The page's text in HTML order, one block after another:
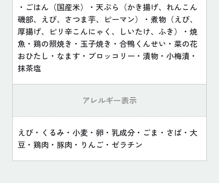
・ごはん（国産米）・天ぷら（かき揚げ、れんこん
磯部、えび、さつま芋、ピーマン）・煮物（えび、
厚揚げ、ピリ辛こんにゃく、しいたけ、ふき）・焼
魚・鶏の照焼き・玉子焼き・合鴨くんせい・菜の花
おひたし・なます・ブロッコリー・漬物・小梅漬・
抹茶塩
アレルギー表示
えび・くるみ・小麦・卵・乳成分・ごま・さば・大
豆・鶏肉・豚肉・りんご・ゼラチン